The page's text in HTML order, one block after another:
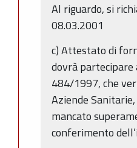
Al riguardo, si
08.03.2001
c) Attestato di
dovrà partecipare
484/1997, che
Aziende
mancato
conferimento